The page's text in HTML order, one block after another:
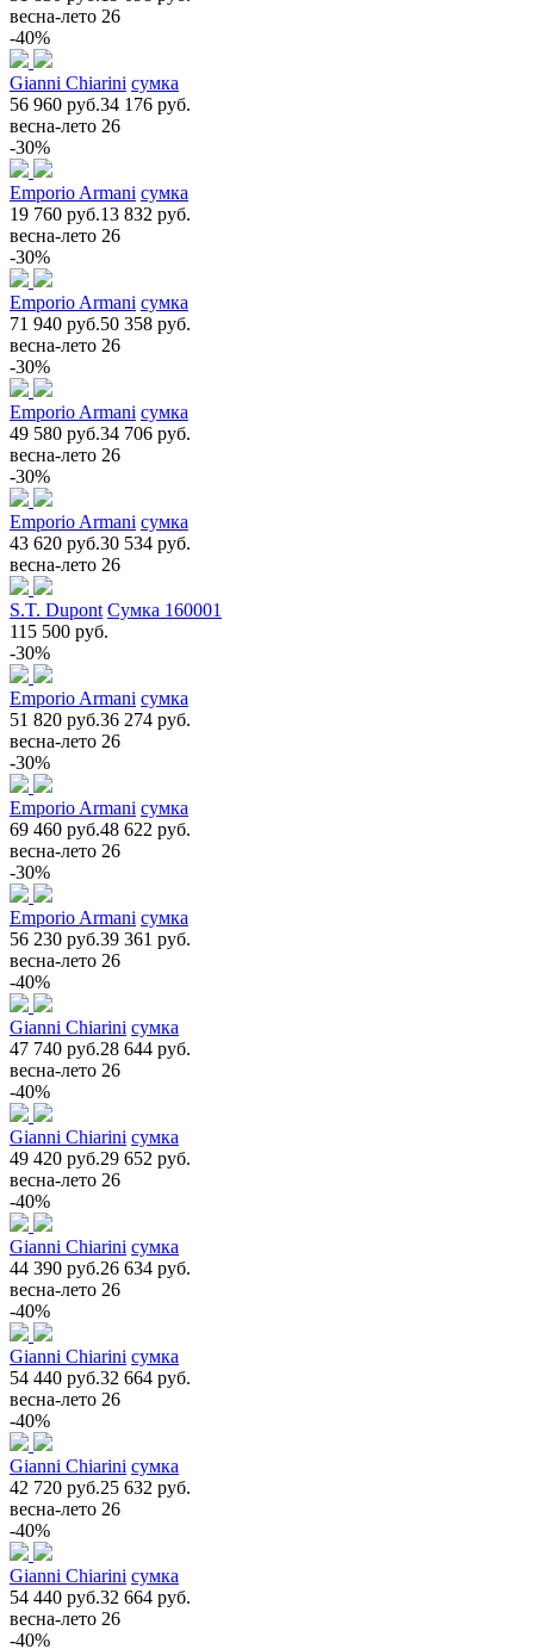
весна-лето 26
-40%
Gianni Chiarini сумка
56 960 руб.34 176 руб.
весна-лето 26
-30%
Emporio Armani сумка
19 760 руб.13 832 руб.
весна-лето 26
-30%
Emporio Armani сумка
71 940 руб.50 358 руб.
весна-лето 26
-30%
Emporio Armani сумка
49 580 руб.34 706 руб.
весна-лето 26
-30%
Emporio Armani сумка
43 620 руб.30 534 руб.
весна-лето 26
S.T. Dupont Сумка 160001
115 500 руб.
-30%
Emporio Armani сумка
51 820 руб.36 274 руб.
весна-лето 26
-30%
Emporio Armani сумка
69 460 руб.48 622 руб.
весна-лето 26
-30%
Emporio Armani сумка
56 230 руб.39 361 руб.
весна-лето 26
-40%
Gianni Chiarini сумка
47 740 руб.28 644 руб.
весна-лето 26
-40%
Gianni Chiarini сумка
49 420 руб.29 652 руб.
весна-лето 26
-40%
Gianni Chiarini сумка
44 390 руб.26 634 руб.
весна-лето 26
-40%
Gianni Chiarini сумка
54 440 руб.32 664 руб.
весна-лето 26
-40%
Gianni Chiarini сумка
42 720 руб.25 632 руб.
весна-лето 26
-40%
Gianni Chiarini сумка
54 440 руб.32 664 руб.
весна-лето 26
-40%